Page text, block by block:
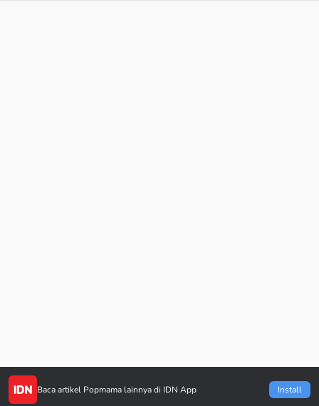
Baca artikel Popmama lainnya di IDN App Install